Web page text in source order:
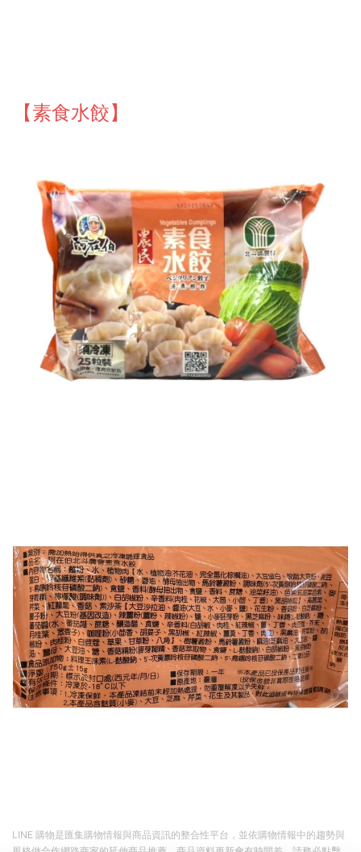
【素食水餃】
LINE 購物是匯集購物情報與商品資訊的整合性平台，並依購物情報中的趨勢與